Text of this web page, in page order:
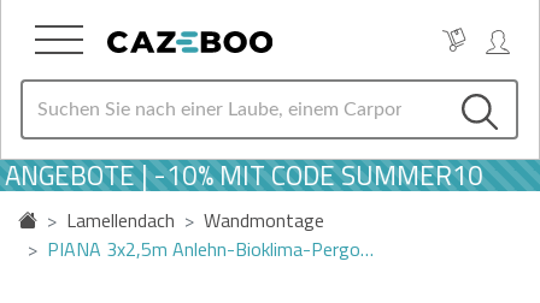
| -10% MIT CODE SUMMER10
Lamellendach
Wandmontage
PIANA 3x2,5m Anlehn-Bioklima-Pergo…